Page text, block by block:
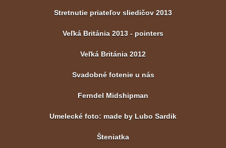
Stretnutie priateľov sliedičov 2013
Veľká Británia 2013 - pointers
Veľká Británia 2012
Svadobné fotenie u nás
Ferndel Midshipman
Umelecké foto: made by Lubo Sardik
Šteniatka